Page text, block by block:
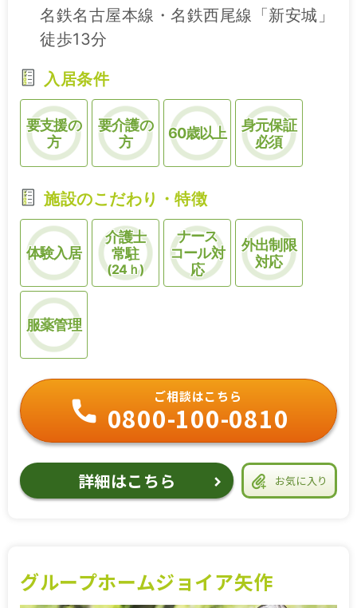
名鉄名古屋本線・名鉄西尾線「新安城」
徒歩13分
入居条件
要支援の
方
要介護の
方
60歳以上
身元保証
必須
施設のこだわり・特徴
体験入居
介護士
常駐
(24ｈ)
ナース
コール対
応
外出制限
対応
服薬管理
お気に入り
ご相談はこちら
0800-100-0810
詳細はこちら
グループホームジョイア矢作